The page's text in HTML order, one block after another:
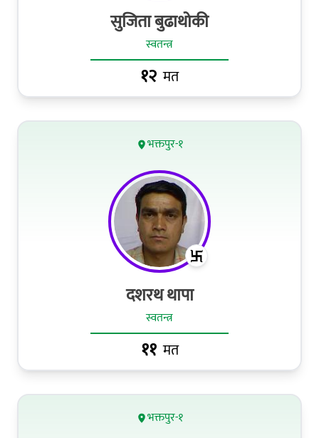
सुजिता बुढाथोकी
स्वतन्त्र
१२ मत
भक्तपुर-१
दशरथ थापा
स्वतन्त्र
११ मत
भक्तपुर-१